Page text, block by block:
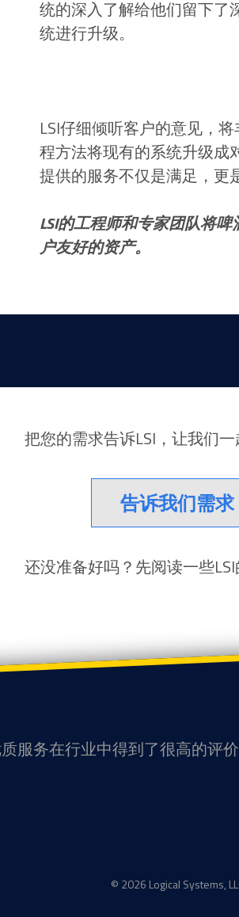
统的深入了解给他们留下了
统进行升级。
LSI仔细倾听客户的意见，
程方法将现有的系统升级成
提供的服务不仅是满足，更
LSI的工程师和专家团队将
户友好的资产。
把您的需求告诉LSI，让我们一
告诉我们需求
还没准备好吗？先阅读一些LSI
服务在行业中得到了很高的评价
© 2026 Logical Systems,